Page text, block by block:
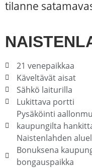
tilanne
21 venepaikkaa
Käveltävät aisat
Sähkö laiturilla
Lukittava portti
Pysäköinti
kaupungilta
Naistenlahden
Bonuksena
bongauspaikka